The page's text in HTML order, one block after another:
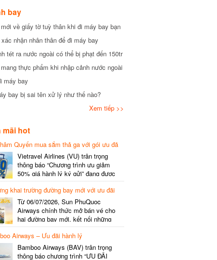
bay
về giấy tờ tuỳ thân khi đi máy bay bạn
nhận nhân thân để đi máy bay
tét ra nước ngoài có thể bị phạt đến 150tr
thực phẩm khi nhập cảnh nước ngoài
bay
bay bị sai tên xử lý như thế nào?
Xem tiếp >>
hot
Quyến mua sắm thả ga với gói ưu đã
gói cước
Vietravel Airlines (VU) trân trọng
thông báo “Chương trình ưu giảm
50% giá hành lý ký gửi” đang được
triển khai cho đường bay quốc tế mới
kết nối từ TP. Hồ Chí Minh
(SGN) đi Thâm Quyến – Trung Quốc
(SZX), chi tiết như sau: LỊCH BAY
CHI TIẾT Đường bay SHCB Giờ khởi
hành Giờ đến Tần suất…
khai trường đường bay mới với ưu đãi
Từ 06/07/2026, Sun PhuQuoc
Airways chính thức mở bán vé cho
hai đường bay mới, kết nối những
điểm đến giàu trải nghiệm, giúp hành
khách khám phá vẻ đẹp thiên nhiên
và văn hóa của miền Trung Việt Nam.
Thông tin đường bay mới Đường bay
Airways – Ưu đãi hành lý
Bamboo Airways (BAV) trân trọng
thông báo chương trình “ƯU ĐÃI